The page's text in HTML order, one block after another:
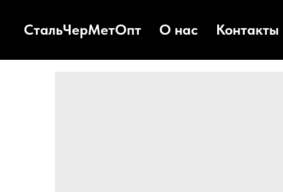
СтальЧерМетОпт О нас Контакты